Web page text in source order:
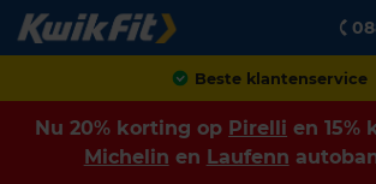
Beste klantenservice
Nu 20% korting op Pirelli en 15%
Michelin en Laufenn